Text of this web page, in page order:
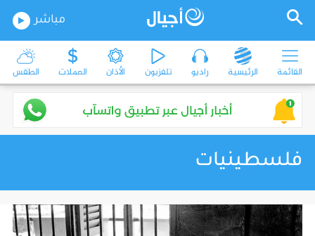
مباشر
القائمة الرئيسية راديو تلفزيون الأذان العملات الطقس
فلسطينيات